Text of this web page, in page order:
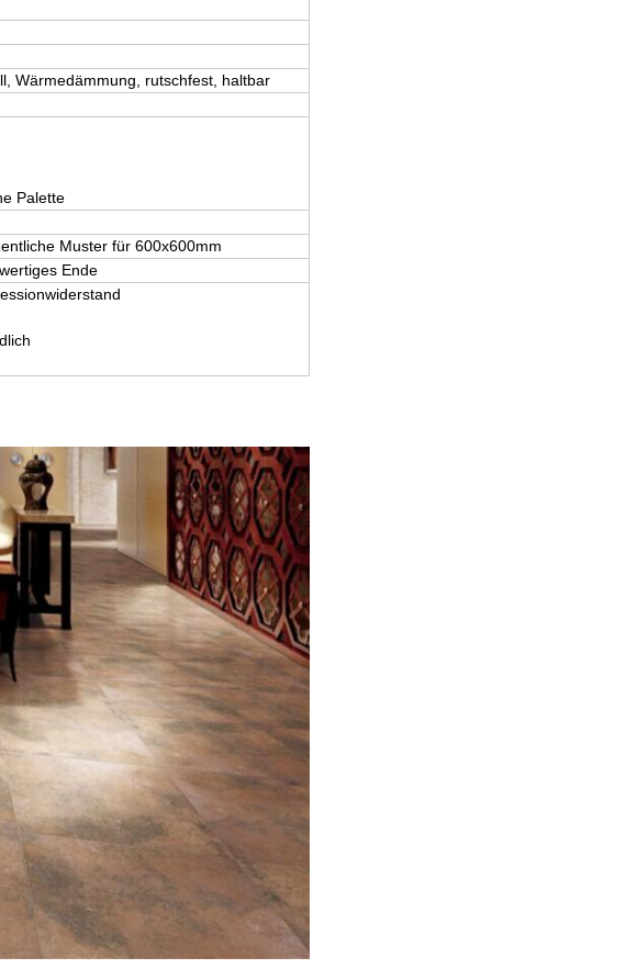
Wärmedämmung, rutschfest, haltbar
Palette
Muster für 600x600mm
Ende